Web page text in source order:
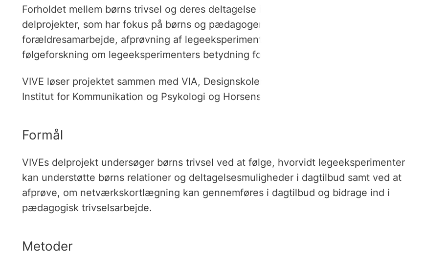
Forholdet mellem børns trivsel og deres deltagelse i leg undersøges i fire
delprojekter, som har fokus på børns og pædagogers perspektiver,
forældresamarbejde, afprøvning af legeeksperimenter for børn og voksne samt
følgeforskning om legeeksperimenters betydning for børns deltagelse og relationer.
VIVE løser projektet sammen med VIA, Designskolen Kolding, Aalborg Universitet,
Institut for Kommunikation og Psykologi og Horsens Kommune.
Formål
VIVEs delprojekt undersøger børns trivsel ved at følge, hvorvidt legeeksperimenter
kan understøtte børns relationer og deltagelsesmuligheder i dagtilbud samt ved at
afprøve, om netværkskortlægning kan gennemføres i dagtilbud og bidrage ind i
pædagogisk trivselsarbejde.
Metoder